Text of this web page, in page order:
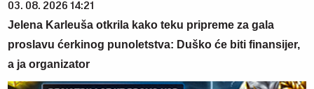
03. 08. 2026 14:21
Jelena Karleuša otkrila kako teku pripreme za gala
proslavu ćerkinog punoletstva: Duško će biti finansijer,
a ja organizator